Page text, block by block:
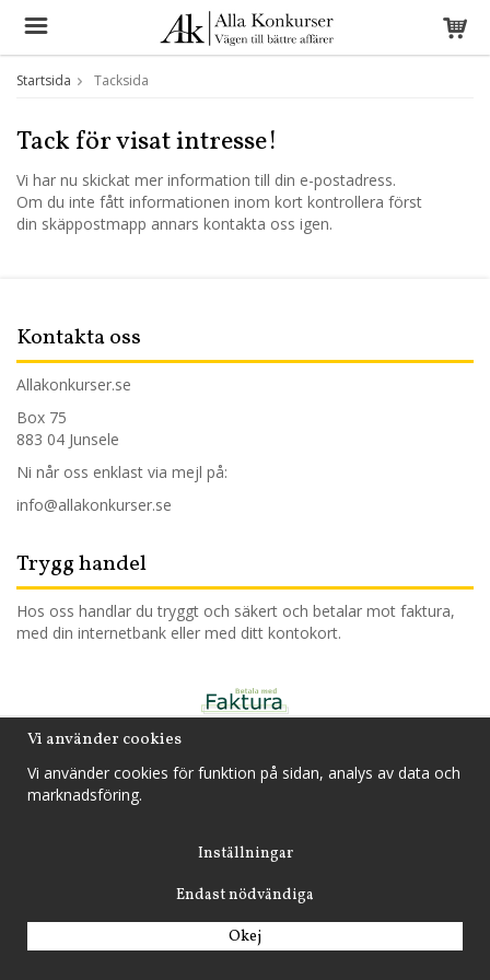
Startsida Tacksida
Tack för visat intresse!
Vi har nu skickat mer information till din e-postadress.
Om du inte fått informationen inom kort kontrollera först
din skäppostmapp annars kontakta oss igen.
Kontakta oss
Allakonkurser.se
Box 75
883 04 Junsele
Ni når oss enklast via mejl på:
info@allakonkurser.se
Trygg handel
Hos oss handlar du tryggt och säkert och betalar mot faktura,
med din internetbank eller med ditt kontokort.
Vi använder cookies
Vi använder cookies för funktion på sidan, analys av data och
marknadsföring.
Inställningar
Endast nödvändiga
Okej